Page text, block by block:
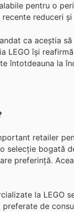
pentru o
reduceri
ca aceștia
LEGO își
întotdeauna la
retailer
selecție bogată
preferință.
la LEGO
de